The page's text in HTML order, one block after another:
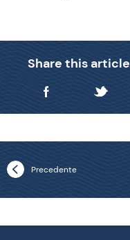
Share this article
Precedente